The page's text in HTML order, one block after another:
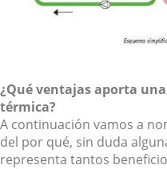
¿Qué ventajas aporta
térmica?
A continuación vamos a
del por qué, sin duda
representa tantos